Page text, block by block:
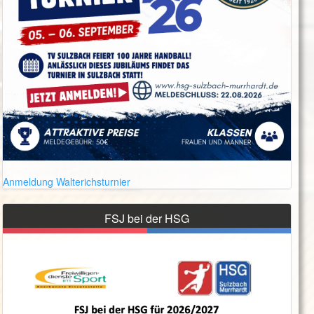
Anmeldung Walterichsturnier
FSJ bei der HSG